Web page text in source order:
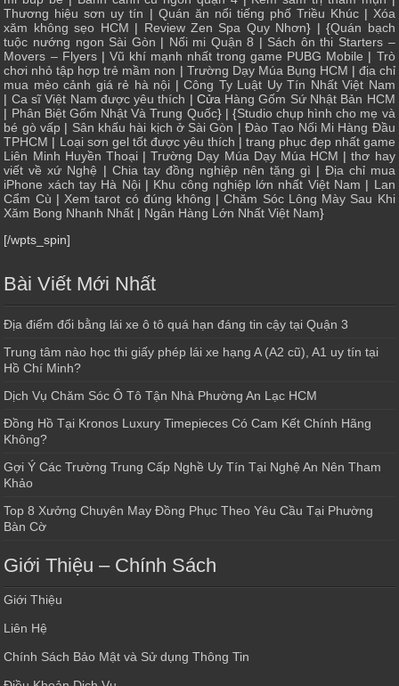
Thương hiệu sơn uy tín | Quán ăn nổi tiếng phố Triều Khúc| Xóa
xăm không sẹo HCM | Review Zen Spa Quy Nhơn} | {Quán bạch
tuộc nướng ngon Sài Gòn | Nối mi Quận 8 | Sách ôn thi Starters –
Movers – Flyers| Vũ khí mạnh nhất trong game PUBG Mobile | Trò
chơi nhỏ tập hợp trẻ mầm non | Trường Dạy Múa Bụng HCM | địa chỉ
mua mèo cảnh giá rẻ hà nội |Công Ty Luật Uy Tín Nhất Việt Nam
| Ca sĩ Việt Nam được yêu thích | Cửa Hàng Gốm Sứ Nhật Bản HCM
| Phân Biệt Gốm Nhật Và Trung Quốc} | {Studio chụp hình cho mẹ và
bé gò vấp | Sân khấu hài kịch ở Sài Gòn |Đào Tạo Nối Mi Hàng Đầu
TPHCM | Loại sơn gel tốt được yêu thích | trang phục đẹp nhất game
Liên Minh Huyền Thoại|Trường Dạy Múa Dạy Múa HCM |thơ hay
viết về xứ Nghệ | Chia tay đồng nghiệp nên tặng gì | Địa chỉ mua
iPhone xách tay Hà Nội| Khu công nghiệp lớn nhất Việt Nam | Lan
Cẩm Cù |Xem tarot có đúng không |Chăm Sóc Lông Mày Sau Khi
Xăm Bong Nhanh Nhất | Ngân Hàng Lớn Nhất Việt Nam}
[/wpts_spin]
Bài Viết Mới Nhất
Địa điểm đổi bằng lái xe ô tô quá hạn đáng tin cậy tại Quận 3
Trung tâm nào học thi giấy phép lái xe hạng A (A2 cũ), A1 uy tín tại
Hồ Chí Minh?
Dịch Vụ Chăm Sóc Ô Tô Tận Nhà Phường An Lạc HCM
Đồng Hồ Tại Kronos Luxury Timepieces Có Cam Kết Chính Hãng
Không?
Gợi Ý Các Trường Trung Cấp Nghề Uy Tín Tại Nghệ An Nên Tham
Khảo
Top 8 Xưởng Chuyên May Đồng Phục Theo Yêu Cầu Tại Phường
Bàn Cờ
Giới Thiệu – Chính Sách
Giới Thiệu
Liên Hệ
Chính Sách Bảo Mật và Sử dụng Thông Tin